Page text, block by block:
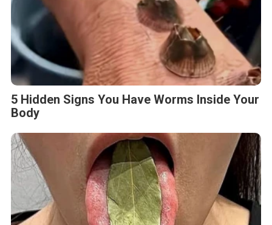
5 Hidden Signs You Have Worms Inside Your
Body